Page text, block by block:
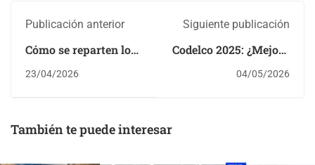
Publicación anterior
Cómo se reparten los
escaños en Chile
23/04/2026
Siguiente publicación
Codelco 2025: ¿Mejora
real?
04/05/2026
También te puede interesar